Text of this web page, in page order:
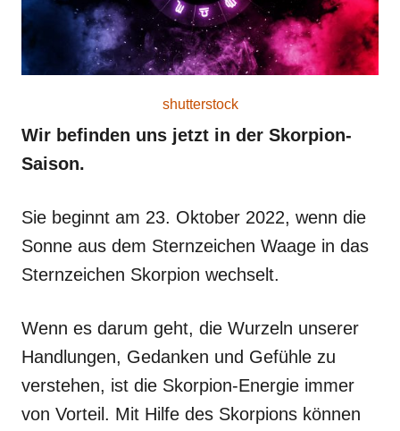
shutterstock
Wir befinden uns jetzt in der Skorpion-
Saison.
Sie beginnt am 23. Oktober 2022, wenn die
Sonne aus dem Sternzeichen Waage in das
Sternzeichen Skorpion wechselt.
Wenn es darum geht, die Wurzeln unserer
Handlungen, Gedanken und Gefühle zu
verstehen, ist die Skorpion-Energie immer
von Vorteil. Mit Hilfe des Skorpions können